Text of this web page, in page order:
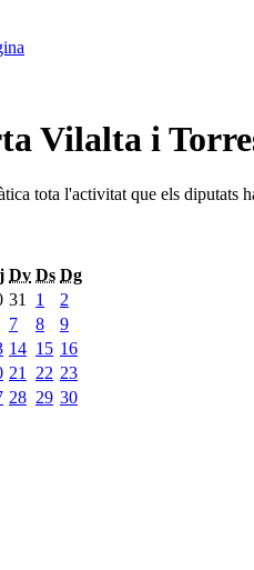
Vilalta i
tota l'activitat que els diputats
Dv Ds Dg
31 1
2
7 8
9
14 15 16
21 22 23
28 29 30